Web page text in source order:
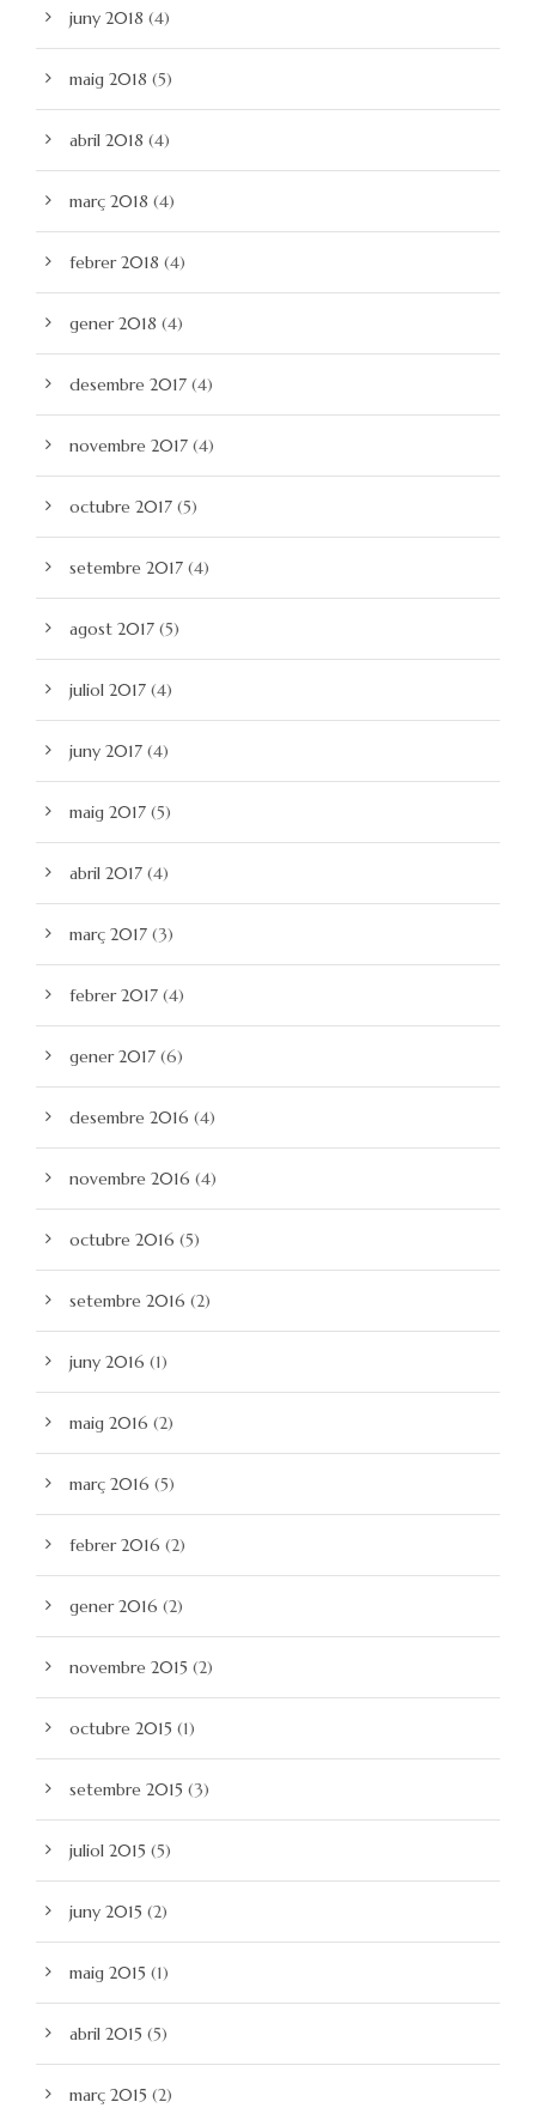
juny 2018 (4)
maig 2018 (5)
abril 2018 (4)
març 2018 (4)
febrer 2018 (4)
gener 2018 (4)
desembre 2017 (4)
novembre 2017 (4)
octubre 2017 (5)
setembre 2017 (4)
agost 2017 (5)
juliol 2017 (4)
juny 2017 (4)
maig 2017 (5)
abril 2017 (4)
març 2017 (3)
febrer 2017 (4)
gener 2017 (6)
desembre 2016 (4)
novembre 2016 (4)
octubre 2016 (5)
setembre 2016 (2)
juny 2016 (1)
maig 2016 (2)
març 2016 (5)
febrer 2016 (2)
gener 2016 (2)
novembre 2015 (2)
octubre 2015 (1)
setembre 2015 (3)
juliol 2015 (5)
juny 2015 (2)
maig 2015 (1)
abril 2015 (5)
març 2015 (2)